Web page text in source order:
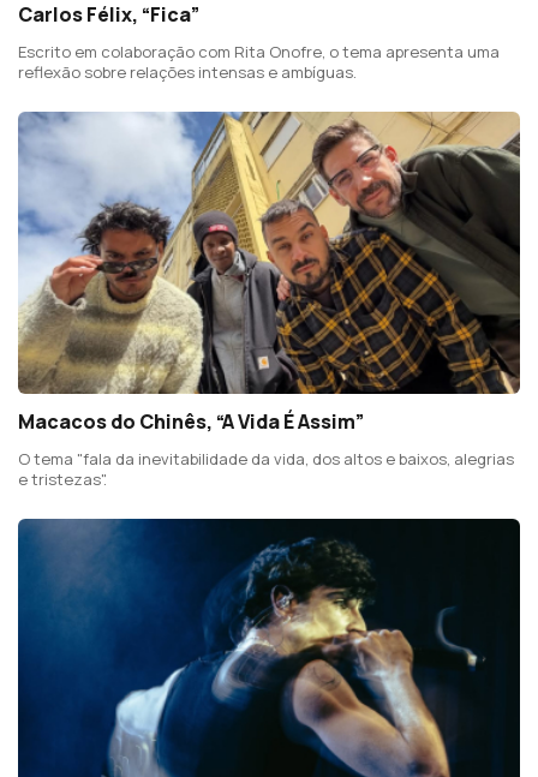
Carlos Félix, “Fica”
Escrito em colaboração com Rita Onofre, o tema apresenta uma
reflexão sobre relações intensas e ambíguas.
Macacos do Chinês, “A Vida É Assim”
O tema "fala da inevitabilidade da vida, dos altos e baixos, alegrias
e tristezas".